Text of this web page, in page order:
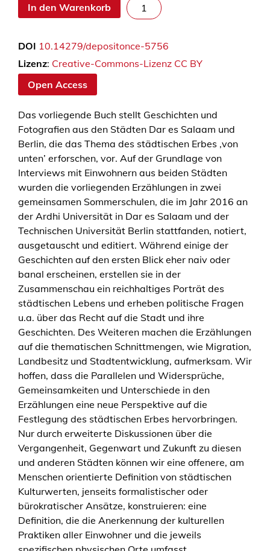
In den Warenkorb
a
k
i
i
t
i
e
s
M
e
n
g
e
DOI 10.14279/depositonce-5756
Lizenz: Creative-Commons-Lizenz CC BY
Open Access
Das vorliegende Buch stellt Geschichten und
Fotografien aus den Städten Dar es Salaam und
Berlin, die das Thema des städtischen Erbes ‚von
unten’ erforschen, vor. Auf der Grundlage von
Interviews mit Einwohnern aus beiden Städten
wurden die vorliegenden Erzählungen in zwei
gemeinsamen Sommerschulen, die im Jahr 2016 an
der Ardhi Universität in Dar es Salaam und der
Technischen Universität Berlin stattfanden, notiert,
ausgetauscht und editiert. Während einige der
Geschichten auf den ersten Blick eher naiv oder
banal erscheinen, erstellen sie in der
Zusammenschau ein reichhaltiges Porträt des
städtischen Lebens und erheben politische Fragen
u.a. über das Recht auf die Stadt und ihre
Geschichten. Des Weiteren machen die Erzählungen
auf die thematischen Schnittmengen, wie Migration,
Landbesitz und Stadtentwicklung, aufmerksam. Wir
hoffen, dass die Parallelen und Widersprüche,
Gemeinsamkeiten und Unterschiede in den
Erzählungen eine neue Perspektive auf die
Festlegung des städtischen Erbes hervorbringen.
Nur durch erweiterte Diskussionen über die
Vergangenheit, Gegenwart und Zukunft zu diesen
und anderen Städten können wir eine offenere, am
Menschen orientierte Definition von städtischen
Kulturwerten, jenseits formalistischer oder
bürokratischer Ansätze, konstruieren: eine
Definition, die die Anerkennung der kulturellen
Praktiken aller Einwohner und die jeweils